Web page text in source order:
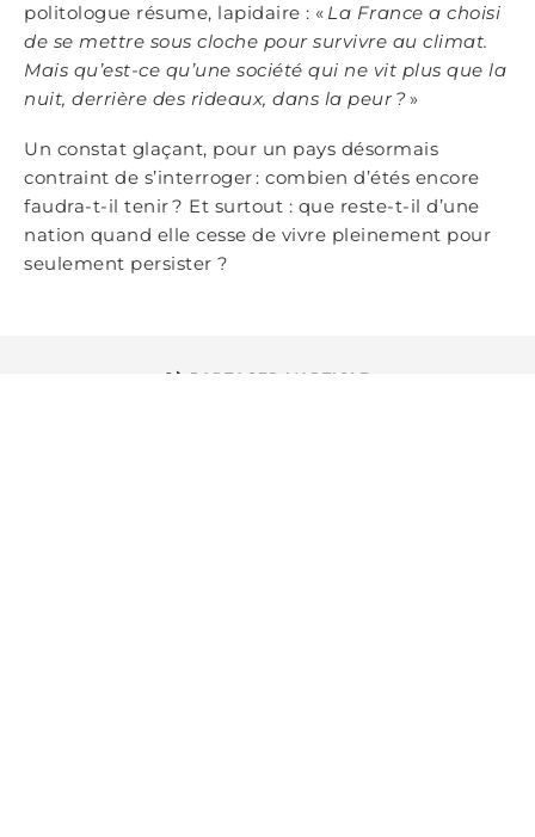
politologue résume, lapidaire : « La France a choisi
de se mettre sous cloche pour survivre au climat.
Mais qu’est-ce qu’une société qui ne vit plus que la
nuit, derrière des rideaux, dans la peur ?»
Un constat glaçant, pour un pays désormais
contraint de s’interroger : combien d’étés encore
faudra-t-il tenir ? Et surtout : que reste-t-il d’une
nation quand elle cesse de vivre pleinement pour
seulement persister ?
PARTAGER L'ARTICLE